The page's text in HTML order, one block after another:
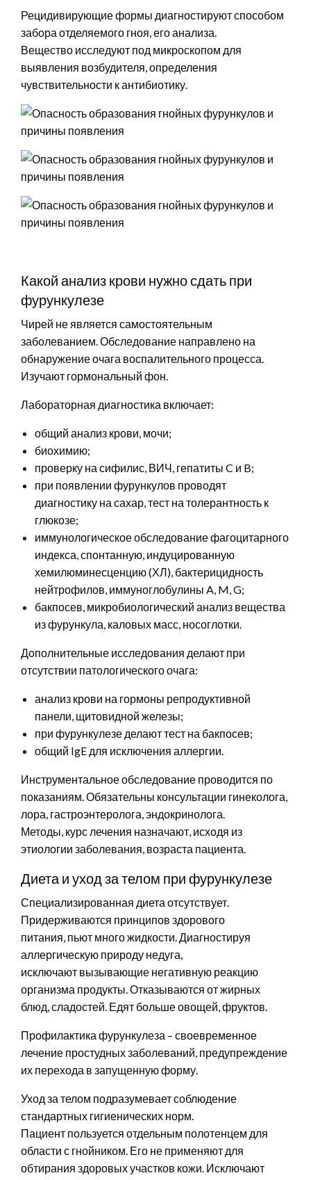
Рецидивирующие формы диагностируют способом
забора отделяемого гноя, его анализа.
Вещество исследуют под микроскопом для
выявления возбудителя, определения
чувствительности к антибиотику.
Какой анализ крови нужно сдать при
фурункулезе
Чирей не является самостоятельным
заболеванием. Обследование направлено на
обнаружение очага воспалительного процесса.
Изучают гормональный фон.
Лабораторная диагностика включает:
общий анализ крови, мочи;
биохимию;
проверку на сифилис, ВИЧ, гепатиты C и B;
при появлении фурункулов проводят
диагностику на сахар, тест на толерантность к
глюкозе;
иммунологическое обследование фагоцитарного
индекса, спонтанную, индуцированную
хемилюминесценцию (ХЛ), бактерицидность
нейтрофилов, иммуноглобулины A, M, G;
бакпосев, микробиологический анализ вещества
из фурункула, каловых масс, носоглотки.
Дополнительные исследования делают при
отсутствии патологического очага:
анализ крови на гормоны репродуктивной
панели, щитовидной железы;
при фурункулезе делают тест на бакпосев;
общий IgE для исключения аллергии.
Инструментальное обследование проводится по
показаниям. Обязательны консультации гинеколога,
лора, гастроэнтеролога, эндокринолога.
Методы, курс лечения назначают, исходя из
этиологии заболевания, возраста пациента.
Диета и уход за телом при фурункулезе
Специализированная диета отсутствует.
Придерживаются принципов здорового
питания, пьют много жидкости. Диагностируя
аллергическую природу недуга,
исключают вызывающие негативную реакцию
организма продукты. Отказываются от жирных
блюд, сладостей. Едят больше овощей, фруктов.
Профилактика фурункулеза – своевременное
лечение простудных заболеваний, предупреждение
их перехода в запущенную форму.
Уход за телом подразумевает соблюдение
стандартных гигиенических норм.
Пациент пользуется отдельным полотенцем для
области с гнойником. Его не применяют для
обтирания здоровых участков кожи. Исключают